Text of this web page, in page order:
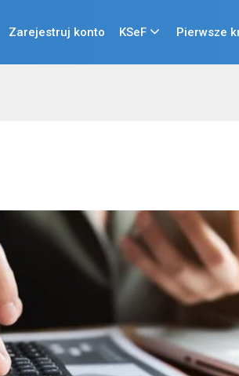
Zarejestruj konto KSeF Pierwsze